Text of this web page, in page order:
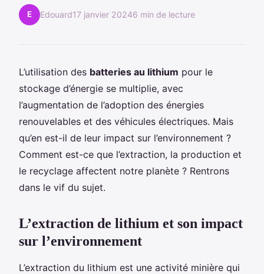
E Edouard17 janvier 20246 min de lecture
L’utilisation des batteries au lithium pour le
stockage d’énergie se multiplie, avec
l’augmentation de l’adoption des énergies
renouvelables et des véhicules électriques. Mais
qu’en est-il de leur impact sur l’environnement ?
Comment est-ce que l’extraction, la production et
le recyclage affectent notre planète ? Rentrons
dans le vif du sujet.
L’extraction de lithium et son impact
sur l’environnement
L’extraction du lithium est une activité minière qui